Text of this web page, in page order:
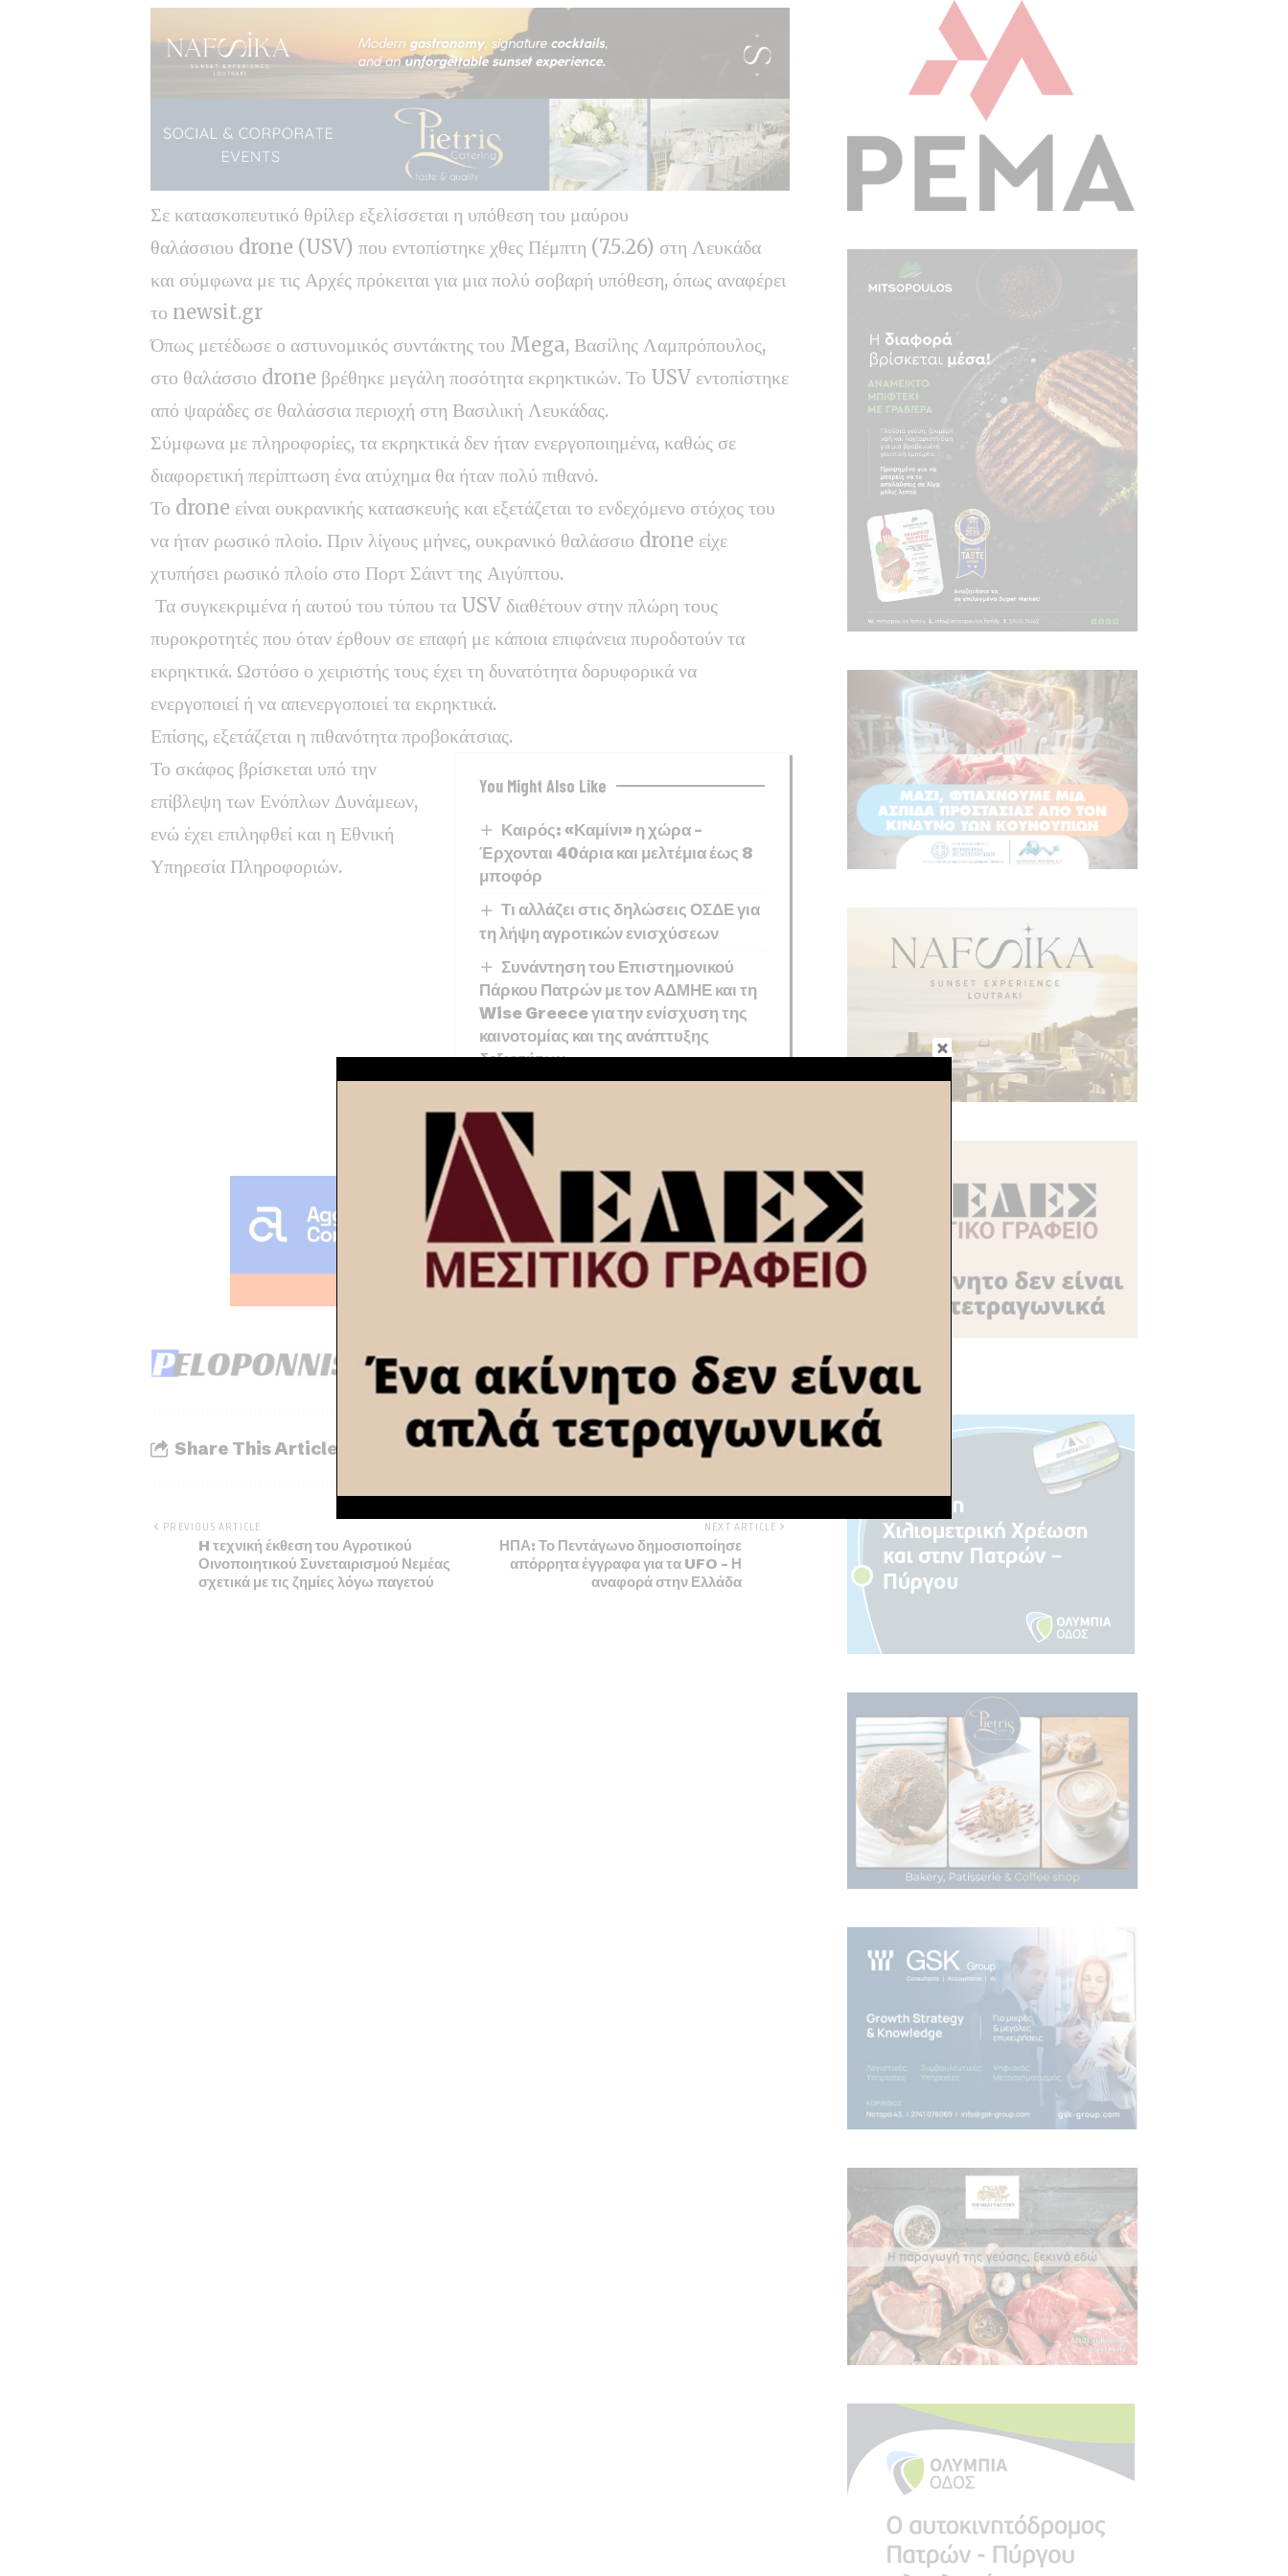
Σε κατασκοπευτικό θρίλερ εξελίσσεται η υπόθεση του μαύρου
θαλάσσιου drone (USV) που εντοπίστηκε χθες Πέμπτη (7.5.26) στη Λευκάδα
και σύμφωνα με τις Αρχές πρόκειται για μια πολύ σοβαρή υπόθεση, όπως αναφέρει
το newsit.gr
Όπως μετέδωσε ο αστυνομικός συντάκτης του Mega, Βασίλης Λαμπρόπουλος,
στο θαλάσσιο drone βρέθηκε μεγάλη ποσότητα εκρηκτικών. Το USV εντοπίστηκε
από ψαράδες σε θαλάσσια περιοχή στη Βασιλική Λευκάδας.
Σύμφωνα με πληροφορίες, τα εκρηκτικά δεν ήταν ενεργοποιημένα, καθώς σε
διαφορετική περίπτωση ένα ατύχημα θα ήταν πολύ πιθανό.
Το drone είναι ουκρανικής κατασκευής και εξετάζεται το ενδεχόμενο στόχος του
να ήταν ρωσικό πλοίο. Πριν λίγους μήνες, ουκρανικό θαλάσσιο drone είχε
χτυπήσει ρωσικό πλοίο στο Πορτ Σάιντ της Αιγύπτου.
Τα συγκεκριμένα ή αυτού του τύπου τα USV διαθέτουν στην πλώρη τους
πυροκροτητές που όταν έρθουν σε επαφή με κάποια επιφάνεια πυροδοτούν τα
εκρηκτικά. Ωστόσο ο χειριστής τους έχει τη δυνατότητα δορυφορικά να
ενεργοποιεί ή να απενεργοποιεί τα εκρηκτικά.
Επίσης, εξετάζεται η πιθανότητα προβοκάτσιας.
You Might Also Like
Καιρός: «Καμίνι» η χώρα –
Έρχονται 40άρια και μελτέμια έως 8
μποφόρ
Τι αλλάζει στις δηλώσεις ΟΣΔΕ για
τη λήψη αγροτικών ενισχύσεων
Συνάντηση του Επιστημονικού
Πάρκου Πατρών με τον ΑΔΜΗΕ και τη
Wise Greece για την ενίσχυση της
καινοτομίας και της ανάπτυξης
δεξιοτήτων
Πρόγραμμα Ανάπτυξης η αναβάθμιση
του Αεροδρομίου Πάρου»
Το σκάφος βρίσκεται υπό την
επίβλεψη των Ενόπλων Δυνάμεων,
ενώ έχει επιληφθεί και η Εθνική
Υπηρεσία Πληροφοριών.
Share This Article
PREVIOUS ARTICLE
H τεχνική έκθεση του Αγροτικού
Οινοποιητικού Συνεταιρισμού Νεμέας
σχετικά με τις ζημίες λόγω παγετού
NEXT ARTICLE
ΗΠΑ: Το Πεντάγωνο δημοσιοποίησε
απόρρητα έγγραφα για τα UFO – Η
αναφορά στην Ελλάδα